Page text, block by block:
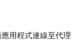
用程式連線至代理